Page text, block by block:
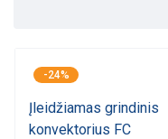
-24%
Įleidžiamas grindinis
konvektorius FC